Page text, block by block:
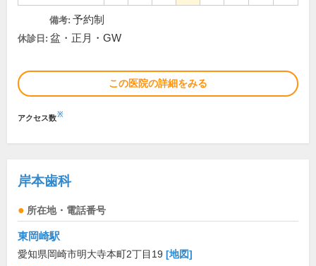
備考: 予約制
休診日: 盆・正月・GW
この医院の詳細をみる
アクセス数※
岸本歯科
所在地・電話番号
東岡崎駅
愛知県岡崎市明大寺本町2丁目19 [地図]